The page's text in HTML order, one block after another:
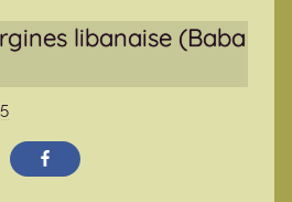
libanaise (Baba
r